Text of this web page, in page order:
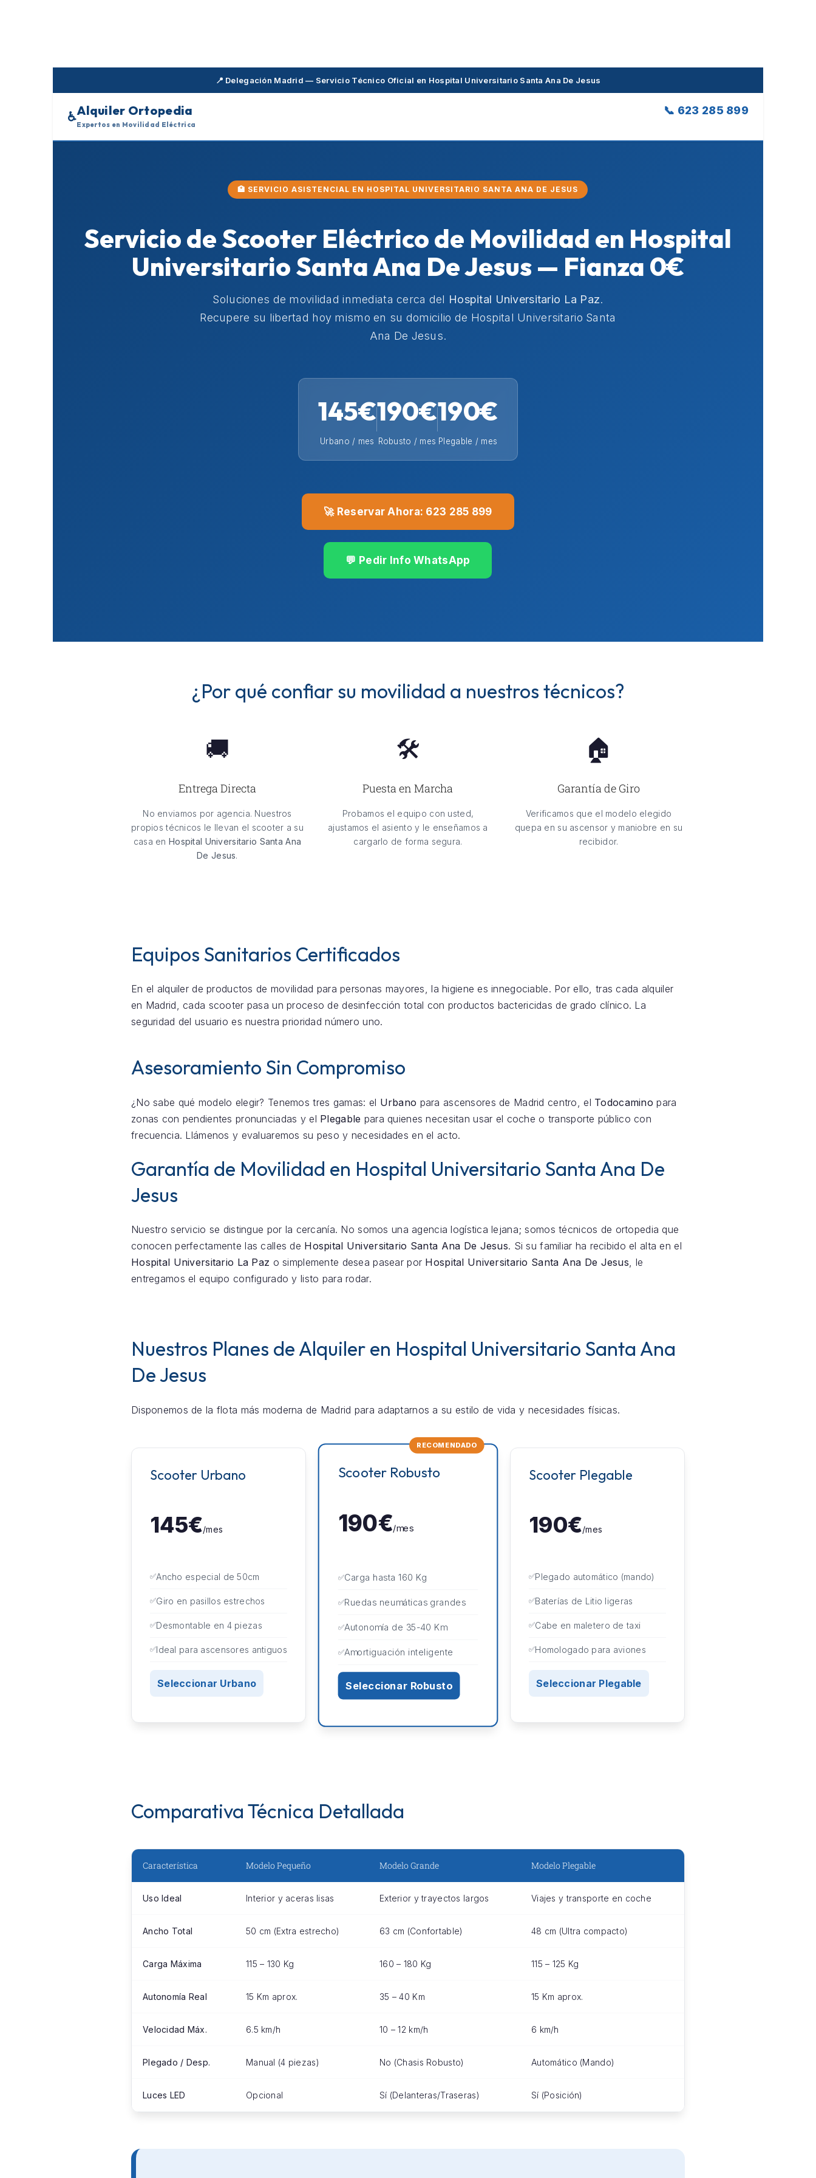
📍 Delegación Madrid — Servicio Técnico Oficial en Hospital Universitario Santa Ana De Jesus
♿Alquiler Ortopedia
Expertos en Movilidad Eléctrica
📞 623 285 899
🏥 SERVICIO ASISTENCIAL EN HOSPITAL UNIVERSITARIO SANTA ANA DE JESUS
Servicio de Scooter Eléctrico de Movilidad en Hospital
Universitario Santa Ana De Jesus — Fianza 0€
Soluciones de movilidad inmediata cerca del Hospital Universitario La Paz.
Recupere su libertad hoy mismo en su domicilio de Hospital Universitario Santa
Ana De Jesus.
145€
Urbano / mes
190€
Robusto / mes
190€
Plegable / mes
🚀 Reservar Ahora: 623 285 899
💬 Pedir Info WhatsApp
¿Por qué confiar su movilidad a nuestros técnicos?
🚚
Entrega Directa
No enviamos por agencia. Nuestros
propios técnicos le llevan el scooter a su
casa enHospital Universitario Santa Ana
De Jesus.
🛠️
Puesta en Marcha
Probamos el equipo con usted,
ajustamos el asiento y le enseñamos a
cargarlo de forma segura.
🏠
Garantía de Giro
Verificamos que el modelo elegido
quepa en su ascensor y maniobre en su
recibidor.
Equipos Sanitarios Certificados
En el alquiler de productos de movilidad para personas mayores, la higiene es innegociable. Por ello, tras cada alquiler
en Madrid, cada scooter pasa un proceso de desinfección total con productos bactericidas de grado clínico. La
seguridad del usuario es nuestra prioridad número uno.
Asesoramiento Sin Compromiso
¿No sabe qué modelo elegir? Tenemos tres gamas: el Urbano para ascensores de Madrid centro, el Todocamino para
zonas con pendientes pronunciadas y el Plegable para quienes necesitan usar el coche o transporte público con
frecuencia. Llámenos y evaluaremos su peso y necesidades en el acto.
Garantía de Movilidad en Hospital Universitario Santa Ana De
Jesus
Nuestro servicio se distingue por la cercanía. No somos una agencia logística lejana; somos técnicos de ortopedia que
conocen perfectamente las calles de Hospital Universitario Santa Ana De Jesus. Si su familiar ha recibido el alta en el
Hospital Universitario La Paz o simplemente desea pasear por Hospital Universitario Santa Ana De Jesus, le
entregamos el equipo configurado y listo para rodar.
Nuestros Planes de Alquiler en Hospital Universitario Santa Ana
De Jesus
Disponemos de la flota más moderna de Madrid para adaptarnos a su estilo de vida y necesidades físicas.
Scooter Urbano
145€/mes
Ancho especial de 50cm
Giro en pasillos estrechos
Desmontable en 4 piezas
Ideal para ascensores antiguos
Seleccionar Urbano
RECOMENDADO
Scooter Robusto
190€/mes
Carga hasta 160 Kg
Ruedas neumáticas grandes
Autonomía de 35-40 Km
Amortiguación inteligente
Seleccionar Robusto
Scooter Plegable
190€/mes
Plegado automático (mando)
Baterías de Litio ligeras
Cabe en maletero de taxi
Homologado para aviones
Seleccionar Plegable
Comparativa Técnica Detallada
Característica Modelo Pequeño Modelo Grande Modelo Plegable
Uso Ideal Interior y aceras lisas Exterior y trayectos largos Viajes y transporte en coche
Ancho Total 50 cm (Extra estrecho) 63 cm (Confortable) 48 cm (Ultra compacto)
Carga Máxima 115 – 130 Kg 160 – 180 Kg 115 – 125 Kg
Autonomía Real 15 Km aprox. 35 – 40 Km 15 Km aprox.
Velocidad Máx. 6.5 km/h 10 – 12 km/h 6 km/h
Plegado / Desp. Manual (4 piezas) No (Chasis Robusto) Automático (Mando)
Luces LED Opcional Sí (Delanteras/Traseras) Sí (Posición)